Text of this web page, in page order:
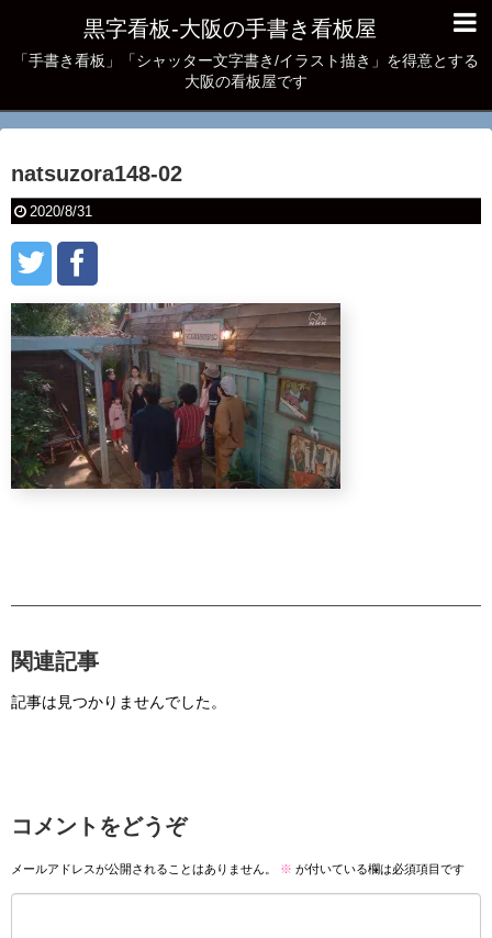
黒字看板‐大阪の手書き看板屋
「手書き看板」「シャッター文字書き/イラスト描き」を得意とする
大阪の看板屋です
natsuzora148-02
2020/8/31
関連記事
記事は見つかりませんでした。
コメントをどうぞ
メールアドレスが公開されることはありません。 ※ が付いている欄は必須項目です